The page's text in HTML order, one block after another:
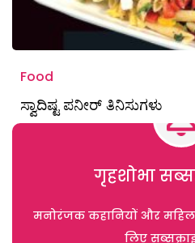
Food
ಸ್ವಾದಿಷ್ಟ ಪನೀರ್ ತಿನಿಸುಗಳು
गृहशोभा
मनोरंजक कहानियों और
लिए